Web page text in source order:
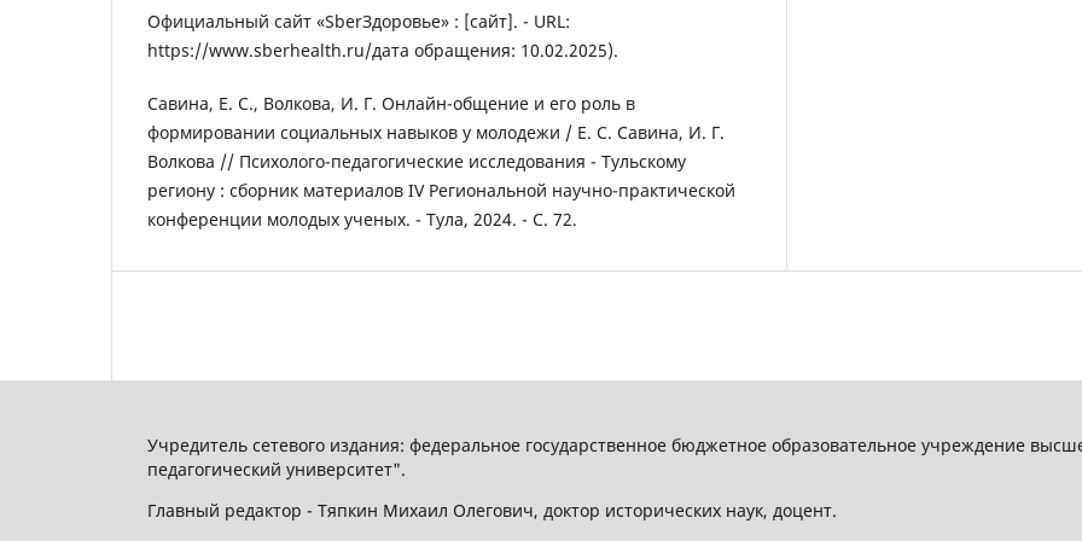
Официальный сайт «SberЗдоровье» : [сайт]. - URL:
https://www.sberhealth.ru/дата обращения: 10.02.2025).
Савина, Е. С., Волкова, И. Г. Онлайн-общение и его роль в
формировании социальных навыков у молодежи / Е. С. Савина, И. Г.
Волкова // Психолого-педагогические исследования - Тульскому
региону : сборник материалов IV Региональной научно-практической
конференции молодых ученых. - Тула, 2024. - С. 72.
Учредитель сетевого издания: федеральное государственное бюджетное образовательное учреждение
педагогический университет".
Главный редактор - Тяпкин Михаил Олегович, доктор исторических наук, доцент.